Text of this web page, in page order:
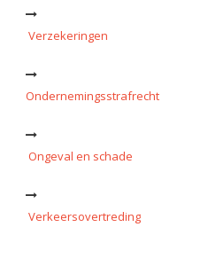
Verzekeringen
Ondernemingsstrafrecht
Ongeval en schade
Verkeersovertreding